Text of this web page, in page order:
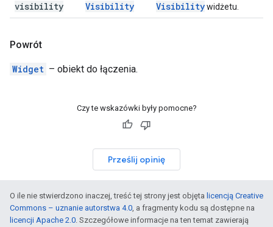
visibility Visibility Visibilitywidżetu.
Powrót
Widget – obiekt do łączenia.
Czy te wskazówki były pomocne?
Prześlij opinię
O ile nie stwierdzono inaczej, treść tej strony jest objęta licencją Creative
Commons – uznanie autorstwa 4.0, a fragmenty kodu są dostępne na
licencji Apache 2.0. Szczegółowe informacje na ten temat zawierają